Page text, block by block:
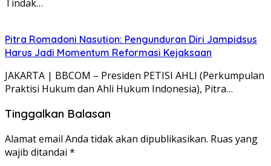
Tindak…
Pitra Romadoni Nasution: Pengunduran Diri Jampidsus
Harus Jadi Momentum Reformasi Kejaksaan
JAKARTA | BBCOM – Presiden PETISI AHLI (Perkumpulan
Praktisi Hukum dan Ahli Hukum Indonesia), Pitra…
Tinggalkan Balasan
Alamat email Anda tidak akan dipublikasikan. Ruas yang
wajib ditandai *